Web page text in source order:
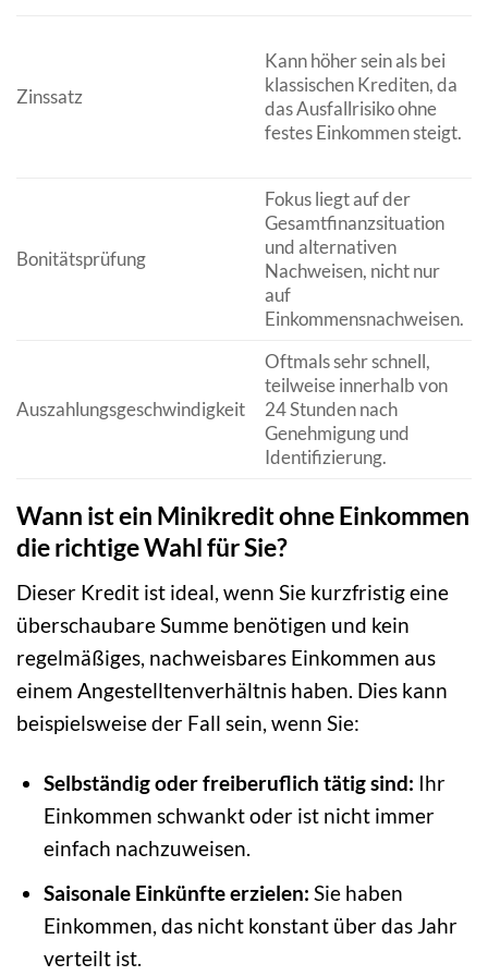
Zinssatz
Kann höher sein als bei
klassischen Krediten, da
das Ausfallrisiko ohne
festes Einkommen steigt.
Bonitätsprüfung
Fokus liegt auf der
Gesamtfinanzsituation
und alternativen
Nachweisen, nicht nur
auf
Einkommensnachweisen.
Auszahlungsgeschwindigkeit
Oftmals sehr schnell,
teilweise innerhalb von
24 Stunden nach
Genehmigung und
Identifizierung.
Wann ist ein Minikredit ohne Einkommen
die richtige Wahl für Sie?
Dieser Kredit ist ideal, wenn Sie kurzfristig eine
überschaubare Summe benötigen und kein
regelmäßiges, nachweisbares Einkommen aus
einem Angestelltenverhältnis haben. Dies kann
beispielsweise der Fall sein, wenn Sie:
Selbständig oder freiberuflich tätig sind: Ihr
Einkommen schwankt oder ist nicht immer
einfach nachzuweisen.
Saisonale Einkünfte erzielen: Sie haben
Einkommen, das nicht konstant über das Jahr
verteilt ist.